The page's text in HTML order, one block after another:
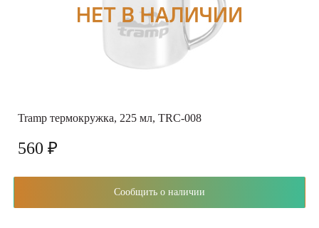
Tramp термокружка, 225 мл, TRC-008
560 ₽
Сообщить о наличии